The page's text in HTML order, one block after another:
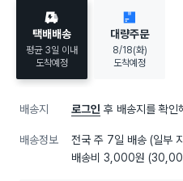
택배배송
평균 3일 이내
도착예정
대량주문
8/18(화)
도착예정
배송지 로그인 후 배송지를 확인
배송정보 전국 주 7일 배송 (일부
배송비 3,000원